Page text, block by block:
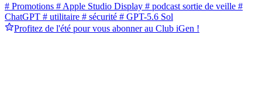
# Promotions # Apple Studio Display # podcast sortie de veille #
ChatGPT # utilitaire # sécurité # GPT-5.6 Sol
Profitez de l'été pour vous abonner au Club iGen !